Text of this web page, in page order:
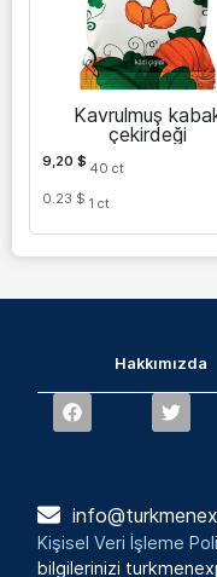
Kavrulmuş
çekirdeği
9,20 $ 40 ct
0.23 $ 1 ct
Hakkımızda
Kişisel Veri İşleme
bilgilerinizi